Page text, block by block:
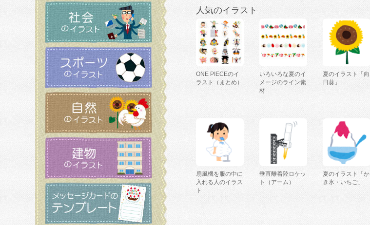
人気のイラスト
ONE PIECEのイ
ラスト（まとめ）
いろいろな夏のイ
メージのライン素
材
夏のイラスト「向
日葵」
扇風機を服の中に
入れる人のイラス
ト
垂直離着陸ロケッ
ト（アーム）
夏のイラスト「か
き氷・いちご」